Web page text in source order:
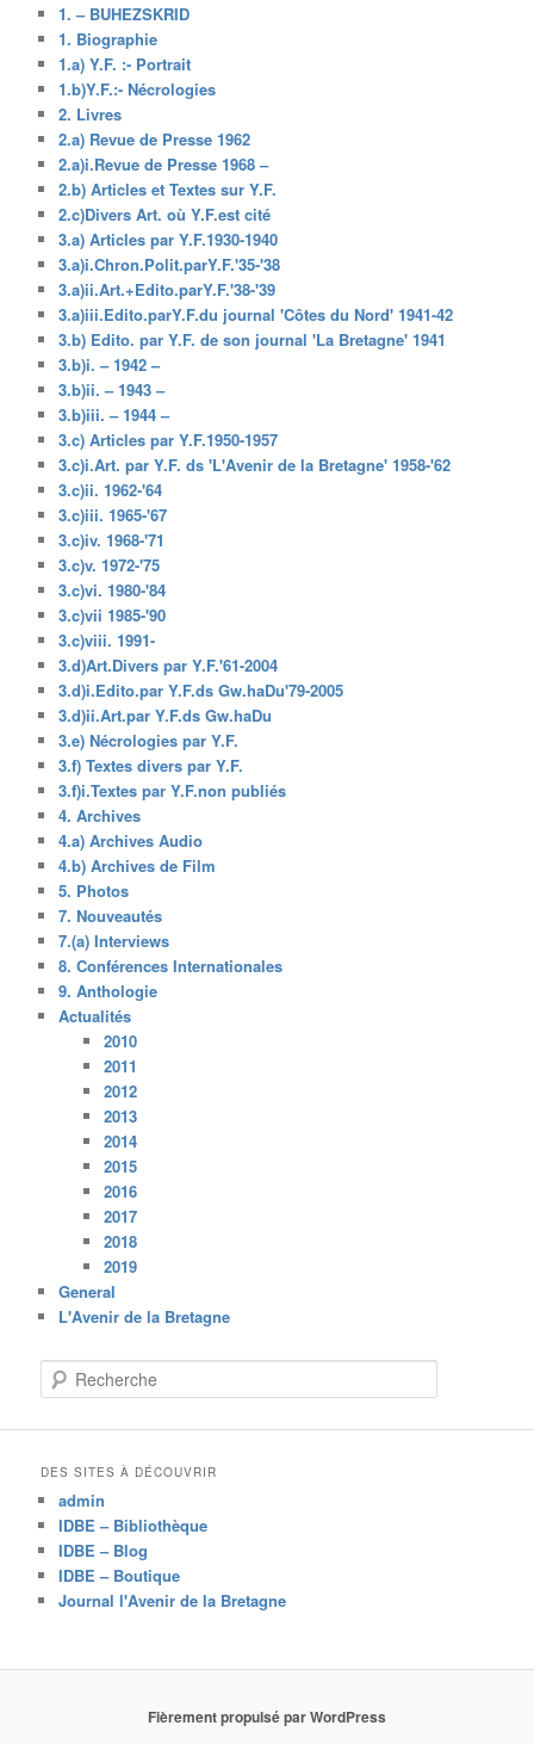
1. – BUHEZSKRID
1. Biographie
1.a) Y.F. :- Portrait
1.b)Y.F.:- Nécrologies
2. Livres
2.a) Revue de Presse 1962
2.a)i.Revue de Presse 1968 –
2.b) Articles et Textes sur Y.F.
2.c)Divers Art. où Y.F.est cité
3.a) Articles par Y.F.1930-1940
3.a)i.Chron.Polit.parY.F.'35-'38
3.a)ii.Art.+Edito.parY.F.'38-'39
3.a)iii.Edito.parY.F.du journal 'Côtes du Nord' 1941-42
3.b) Edito. par Y.F. de son journal 'La Bretagne' 1941
3.b)i. – 1942 –
3.b)ii. – 1943 –
3.b)iii. – 1944 –
3.c) Articles par Y.F.1950-1957
3.c)i.Art. par Y.F. ds 'L'Avenir de la Bretagne' 1958-'62
3.c)ii. 1962-'64
3.c)iii. 1965-'67
3.c)iv. 1968-'71
3.c)v. 1972-'75
3.c)vi. 1980-'84
3.c)vii 1985-'90
3.c)viii. 1991-
3.d)Art.Divers par Y.F.'61-2004
3.d)i.Edito.par Y.F.ds Gw.haDu'79-2005
3.d)ii.Art.par Y.F.ds Gw.haDu
3.e) Nécrologies par Y.F.
3.f) Textes divers par Y.F.
3.f)i.Textes par Y.F.non publiés
4. Archives
4.a) Archives Audio
4.b) Archives de Film
5. Photos
7. Nouveautés
7.(a) Interviews
8. Conférences Internationales
9. Anthologie
Actualités
2010
2011
2012
2013
2014
2015
2016
2017
2018
2019
General
L'Avenir de la Bretagne
e
c
h
e
DES SITES À DÉCOUVRIR
admin
IDBE – Bibliothèque
IDBE – Blog
IDBE – Boutique
Journal l'Avenir de la Bretagne
Fièrement propulsé par WordPress